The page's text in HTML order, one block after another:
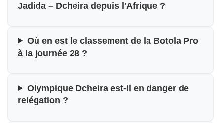
Jadida – Dcheira depuis l'Afrique ?
Où en est le classement de la Botola Pro
à la journée 28 ?
Olympique Dcheira est-il en danger de
relégation ?